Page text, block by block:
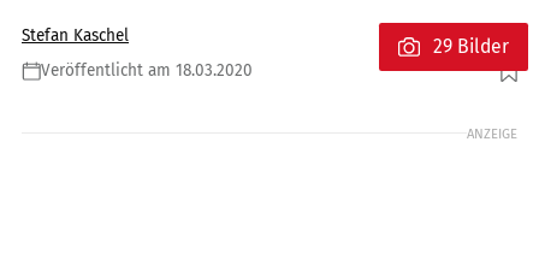
Stefan Kaschel
Veröffentlicht am 18.03.2020
Foto: Tyson Jopson, Stefan Kaschel, Arturo Rivas
29 Bilder
ANZEIGE